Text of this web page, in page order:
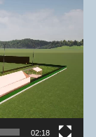
02:18